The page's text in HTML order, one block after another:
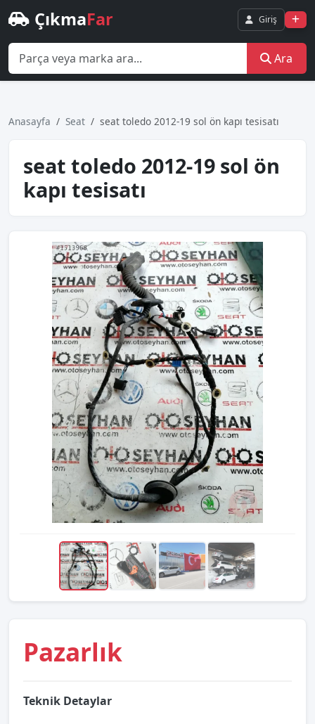
ÇıkmaFar Giriş
Ara
Anasayfa Seat seat toledo 2012-19 sol ön kapı tesisatı
seat toledo 2012-19 sol ön
kapı tesisatı
Pazarlık
Teknik Detaylar